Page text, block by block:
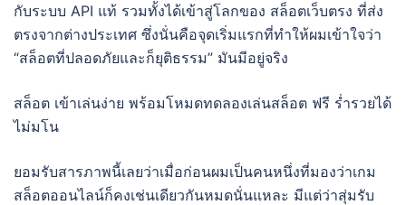
กับระบบ API แท้ รวมทั้งได้เข้าสู่โลกของ สล็อตเว็บตรง ที่ส่ง
ตรงจากต่างประเทศ ซึ่งนั่นคือจุดเริ่มแรกที่ทำให้ผมเข้าใจว่า
“สล็อตที่ปลอดภัยและก็ยุติธรรม” มันมีอยู่จริง
สล็อต เข้าเล่นง่าย พร้อมโหมดทดลองเล่นสล็อต ฟรี ร่ำรวยได้
ไม่มโน
ยอมรับสารภาพนี้เลยว่าเมื่อก่อนผมเป็นคนหนึ่งที่มองว่าเกม
สล็อตออนไลน์ก็คงเช่นเดียวกันหมดนั่นแหละ มีแต่ว่าสุ่มรับ